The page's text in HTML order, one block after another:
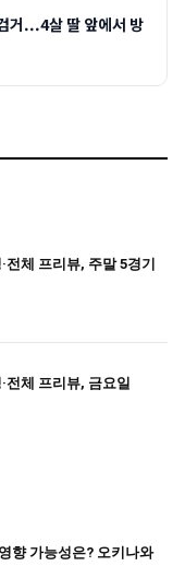
거...4살 딸 앞에서 방
전체 프리뷰, 주말 5경기
전체 프리뷰, 금요일
향 가능성은? 오키나와